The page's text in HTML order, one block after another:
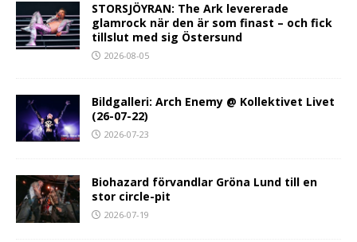
STORSJÖYRAN: The Ark levererade
glamrock när den är som finast – och fick
tillslut med sig Östersund
2026-08-05
Bildgalleri: Arch Enemy @ Kollektivet Livet
(26-07-22)
2026-07-23
Biohazard förvandlar Gröna Lund till en
stor circle-pit
2026-07-19